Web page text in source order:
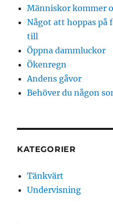
Människor kommer
Något att hoppas på
till
Öppna dammluckor
Ökenregn
Andens gåvor
Behöver du någon
KATEGORIER
Tänkvärt
Undervisning